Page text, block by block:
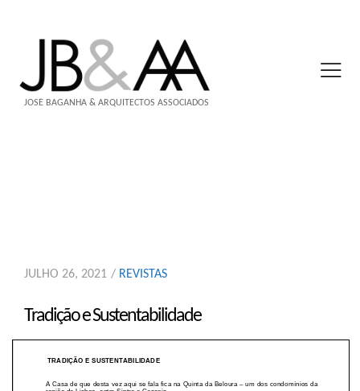
JOSÉ BAGANHA & ARQUITECTOS ASSOCIADOS
JULHO 26, 2021 REVISTAS
Tradição e Sustentabilidade